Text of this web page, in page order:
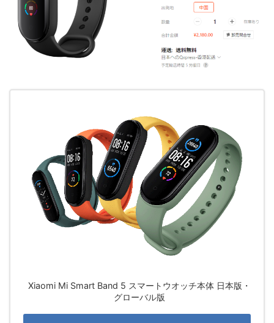
Xiaomi Mi Smart Band 5 スマートウオッチ本体 日本版・
グローバル版